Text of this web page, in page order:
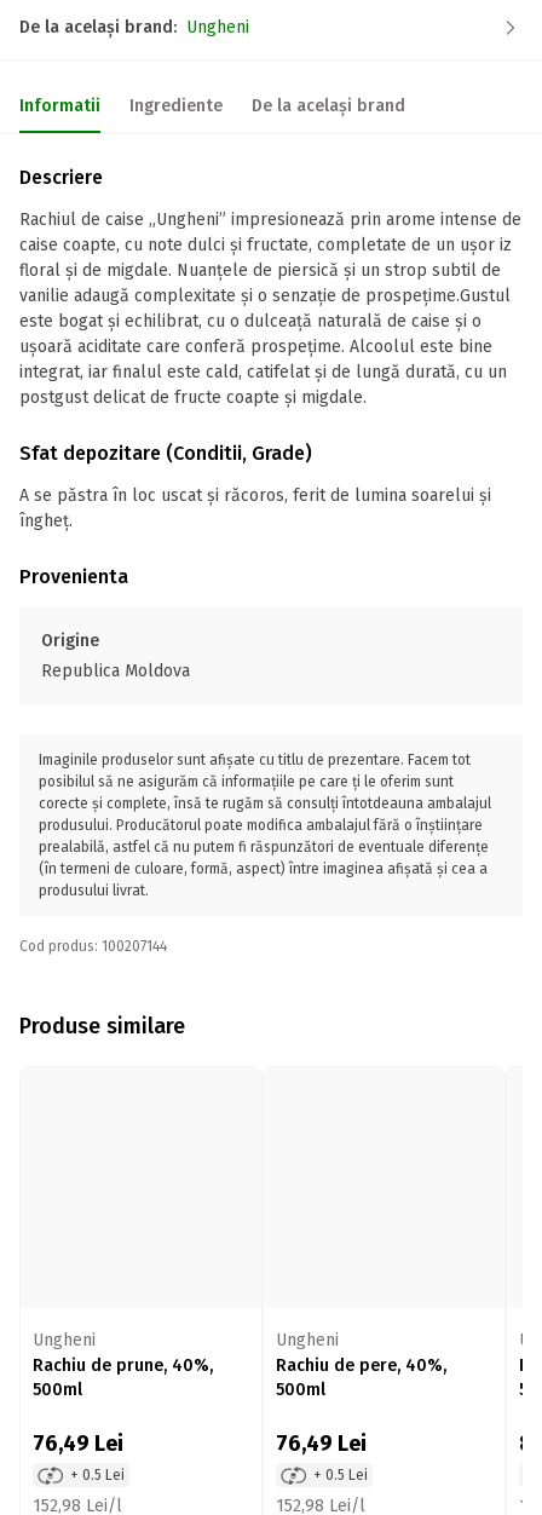
De la același brand: Ungheni
Informatii Ingrediente De la același brand
Descriere
Rachiul de caise „Ungheni” impresionează prin arome intense de
caise coapte, cu note dulci și fructate, completate de un ușor iz
floral și de migdale. Nuanțele de piersică și un strop subtil de
vanilie adaugă complexitate și o senzație de prospețime.Gustul
este bogat și echilibrat, cu o dulceață naturală de caise și o
ușoară aciditate care conferă prospețime. Alcoolul este bine
integrat, iar finalul este cald, catifelat și de lungă durată, cu un
postgust delicat de fructe coapte și migdale.
Sfat depozitare (Conditii, Grade)
A se păstra în loc uscat și răcoros, ferit de lumina soarelui și
îngheț.
Provenienta
Origine
Republica Moldova
Imaginile produselor sunt afișate cu titlu de prezentare. Facem tot
posibilul să ne asigurăm că informațiile pe care ți le oferim sunt
corecte și complete, însă te rugăm să consulți întotdeauna ambalajul
produsului. Producătorul poate modifica ambalajul fără o înștiințare
prealabilă, astfel că nu putem fi răspunzători de eventuale diferențe
(în termeni de culoare, formă, aspect) între imaginea afișată și cea a
produsului livrat.
Cod produs: 100207144
Produse similare
Ungheni
Rachiu de prune, 40%,
500ml
76,49 Lei
+ 0.5 Lei
152,98 Lei/l
Ungheni
Rachiu de pere, 40%,
500ml
76,49 Lei
+ 0.5 Lei
152,98 Lei/l